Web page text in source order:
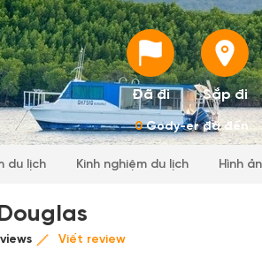
Đã đi Sắp đi
0Gody-er đã đến
du lịch Kinh nghiệm du lịch Hình
Viết review